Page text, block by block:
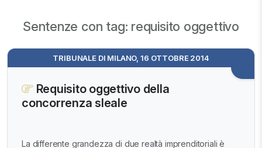
Sentenze con tag: requisito oggettivo
TRIBUNALE DI MILANO, 16 OTTOBRE 2014
Requisito oggettivo della
concorrenza sleale
La differente grandezza di due realtà imprenditoriali è